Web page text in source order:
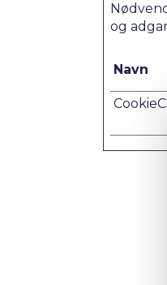
og
Navn